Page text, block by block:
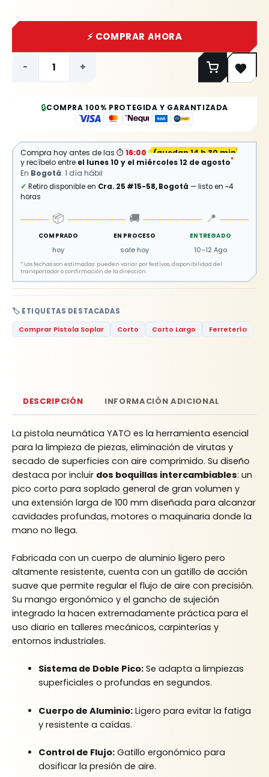
- +
⚡ COMPRAR AHORA
🏷️ ETIQUETAS DESTACADAS
Comprar Pistola Soplar
Corto Corto Largo Ferretería
🔒COMPRA 100% PROTEGIDA Y GARANTIZADA
Compra hoy antes de las ⏱ 16:00 (quedan 14 h 30 min)
y recíbelo entre el lunes 10 y el miércoles 12 de agosto*
En Bogotá: 1 día hábil
✓ Retiro disponible en Cra. 25 #15-58, Bogotá — listo en ~4
horas
📦
COMPRADO
hoy
🚚
EN PROCESO
sale hoy
📍
ENTREGADO
10–12 Ago
* Las fechas son estimadas: pueden variar por festivos, disponibilidad del
transportador o confirmación de la dirección.
DESCRIPCIÓN INFORMACIÓN ADICIONAL
La pistola neumática YATO es la herramienta esencial
para la limpieza de piezas, eliminación de virutas y
secado de superficies con aire comprimido. Su diseño
destaca por incluir dos boquillas intercambiables: un
pico corto para soplado general de gran volumen y
una extensión larga de 100 mm diseñada para alcanzar
cavidades profundas, motores o maquinaria donde la
mano no llega.
Fabricada con un cuerpo de aluminio ligero pero
altamente resistente, cuenta con un gatillo de acción
suave que permite regular el flujo de aire con precisión.
Su mango ergonómico y el gancho de sujeción
integrado la hacen extremadamente práctica para el
uso diario en talleres mecánicos, carpinterías y
entornos industriales.
Sistema de Doble Pico:Se adapta a limpiezas
superficiales o profundas en segundos.
Cuerpo de Aluminio:Ligero para evitar la fatiga
y resistente a caídas.
Control de Flujo:Gatillo ergonómico para
dosificar la presión de aire.